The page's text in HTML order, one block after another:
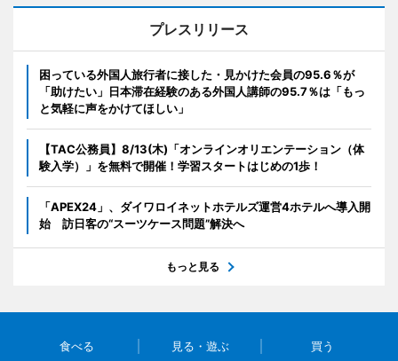
プレスリリース
困っている外国人旅行者に接した・見かけた会員の95.6％が
「助けたい」日本滞在経験のある外国人講師の95.7％は「もっ
と気軽に声をかけてほしい」
【TAC公務員】8/13(木)「オンラインオリエンテーション（体
験入学）」を無料で開催！学習スタートはじめの1歩！
「APEX24」、ダイワロイネットホテルズ運営4ホテルへ導入開
始 訪日客の“スーツケース問題”解決へ
もっと見る
食べる 見る・遊ぶ 買う